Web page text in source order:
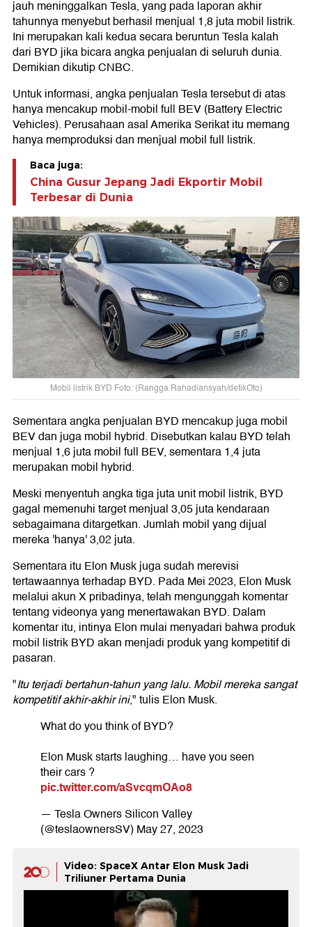
jauh meninggalkan Tesla, yang pada laporan akhir
tahunnya menyebut berhasil menjual 1,8 juta mobil listrik.
Ini merupakan kali kedua secara beruntun Tesla kalah
dari BYD jika bicara angka penjualan di seluruh dunia.
Demikian dikutip CNBC.
Untuk informasi, angka penjualan Tesla tersebut di atas
hanya mencakup mobil-mobil full BEV (Battery Electric
Vehicles). Perusahaan asal Amerika Serikat itu memang
hanya memproduksi dan menjual mobil full listrik.
Baca juga:
China Gusur Jepang Jadi Ekportir Mobil
Terbesar di Dunia
Mobil listrik BYD Foto: (Rangga Rahadiansyah/detikOto)
Sementara angka penjualan BYD mencakup juga mobil
BEV dan juga mobil hybrid. Disebutkan kalau BYD telah
menjual 1,6 juta mobil full BEV, sementara 1,4 juta
merupakan mobil hybrid.
Meski menyentuh angka tiga juta unit mobil listrik, BYD
gagal memenuhi target menjual 3,05 juta kendaraan
sebagaimana ditargetkan. Jumlah mobil yang dijual
mereka 'hanya' 3,02 juta.
Sementara itu Elon Musk juga sudah merevisi
tertawaannya terhadap BYD. Pada Mei 2023, Elon Musk
melalui akun X pribadinya, telah mengunggah komentar
tentang videonya yang menertawakan BYD. Dalam
komentar itu, intinya Elon mulai menyadari bahwa produk
mobil listrik BYD akan menjadi produk yang kompetitif di
pasaran.
"Itu terjadi bertahun-tahun yang lalu. Mobil mereka sangat
kompetitif akhir-akhir ini," tulis Elon Musk.
What do you think of BYD?
Elon Musk starts laughing… have you seen
their cars ?
pic.twitter.com/aSvcqmOAo8
— Tesla Owners Silicon Valley
(@teslaownersSV)May 27, 2023
Video: SpaceX Antar Elon Musk Jadi
Triliuner Pertama Dunia